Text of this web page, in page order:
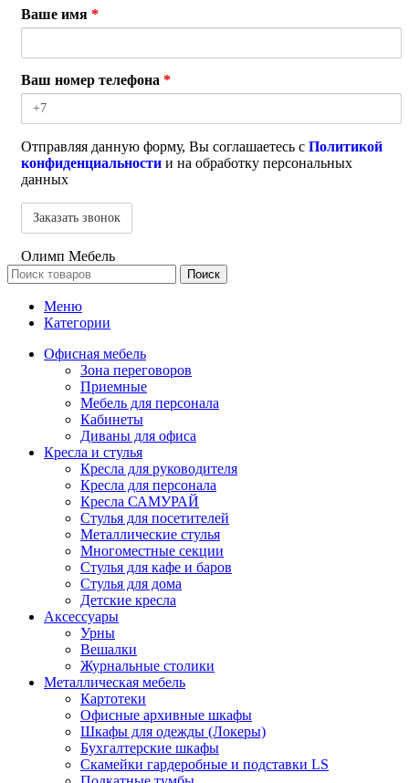
Ваше имя *
Ваш номер телефона *
Отправляя данную форму, Вы соглашаетесь с Политикой
конфиденциальности и на обработку персональных
данных
Олимп Мебель
Поиск
Меню
Категории
Офисная мебель
Зона переговоров
Приемные
Мебель для персонала
Кабинеты
Диваны для офиса
Кресла и стулья
Кресла для руководителя
Кресла для персонала
Кресла САМУРАЙ
Стулья для посетителей
Металлические стулья
Многоместные секции
Стулья для кафе и баров
Стулья для дома
Детские кресла
Аксессуары
Урны
Вешалки
Журнальные столики
Металлическая мебель
Картотеки
Офисные архивные шкафы
Шкафы для одежды (Локеры)
Бухгалтерские шкафы
Скамейки гардеробные и подставки LS